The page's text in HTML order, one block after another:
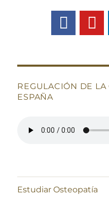
REGULACIÓN DE LA
ESPAÑA
Estudiar Osteopatía